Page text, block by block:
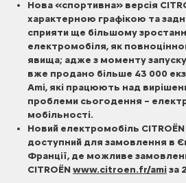
Нова «спортивна» версія
характерною графікою та
сприяти ще більшому
електромобіля, як
явища; адже з моменту
вже продано більше 43 000
Ami, які працюють над
проблеми сьогодення –
мобільності.
Новий електромобіль
доступний для замовлення в
Франції, де можливе
CITROЁNwww.citroen.fr/amiза